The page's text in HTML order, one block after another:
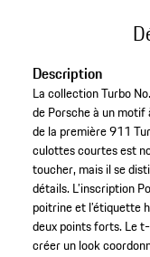
Description
La collection Turbo
de Porsche à un motif
de la première 911
culottes courtes est
toucher, mais il se
détails. L’inscription
poitrine et l’étiquette
deux points forts. Le
créer un look